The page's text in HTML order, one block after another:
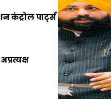
कंट्रोल पार्ट्स
अप्रत्यक्ष